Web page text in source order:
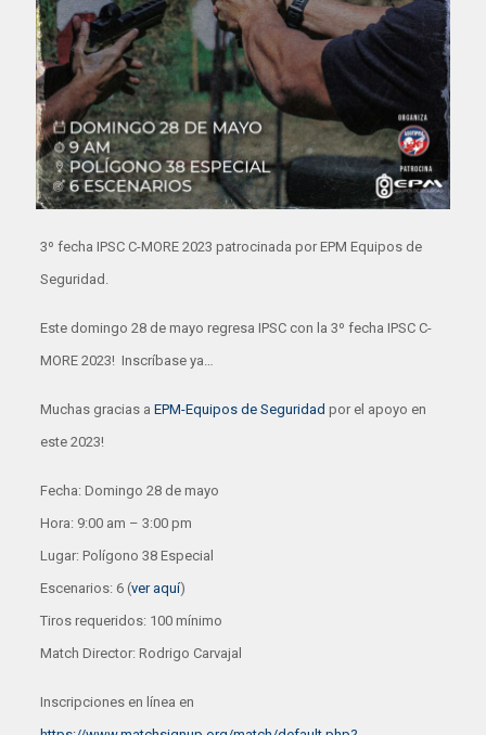
3º fecha IPSC C-MORE 2023 patrocinada por EPM Equipos de
Seguridad.
Este domingo 28 de mayo regresa IPSC con la 3º fecha IPSC C-
MORE 2023! Inscríbase ya…
Muchas gracias a EPM-Equipos de Seguridad por el apoyo en
este 2023!
Fecha: Domingo 28 de mayo
Hora: 9:00 am – 3:00 pm
Lugar: Polígono 38 Especial
Escenarios: 6 (ver aquí)
Tiros requeridos: 100 mínimo
Match Director: Rodrigo Carvajal
Inscripciones en línea en